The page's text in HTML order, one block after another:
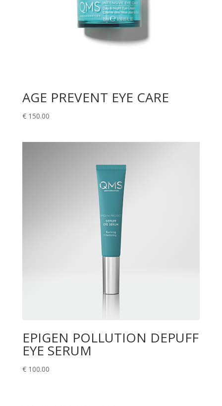
AGE PREVENT EYE CARE
€150.00
EPIGEN POLLUTION DEPUFF
EYE SERUM
€100.00